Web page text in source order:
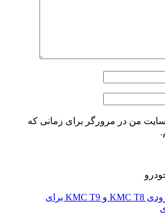
من در مرورگر برای زمانی که